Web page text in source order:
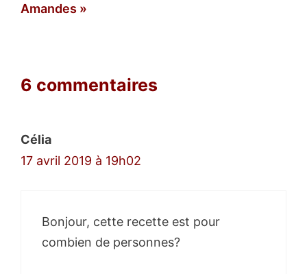
Amandes
6 commentaires
Célia
17 avril 2019 à 19h02
Bonjour, cette recette est pour
combien de personnes?